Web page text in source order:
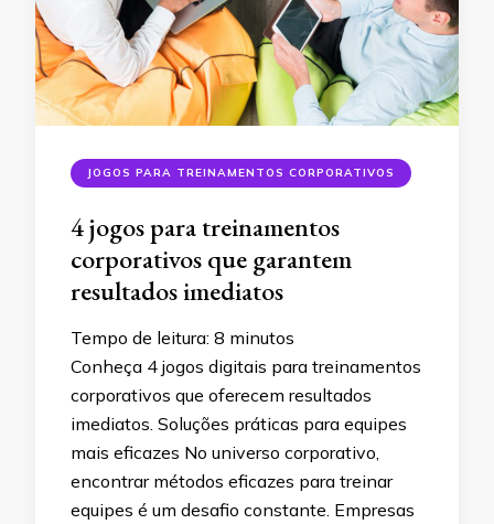
JOGOS PARA TREINAMENTOS CORPORATIVOS
4 jogos para treinamentos
corporativos que garantem
resultados imediatos
Tempo de leitura: 8 minutos
Conheça 4 jogos digitais para treinamentos
corporativos que oferecem resultados
imediatos. Soluções práticas para equipes
mais eficazes No universo corporativo,
encontrar métodos eficazes para treinar
equipes é um desafio constante. Empresas